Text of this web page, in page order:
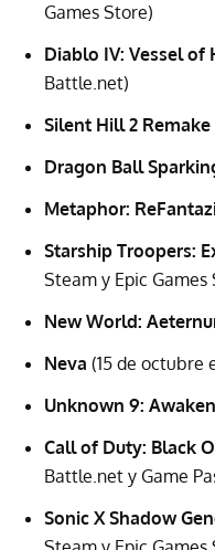
Games Store)
Diablo IV: Vessel of
Battle.net)
Silent Hill 2 Remake
Dragon Ball
Metaphor:
Starship Troopers:
Steam y Epic Games
New World:
Neva (15 de octubre
Unknown 9:
Call of Duty: Black
Battle.net y Game
Sonic X Shadow